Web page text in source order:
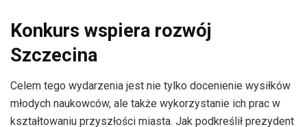
Konkurs wspiera rozwój
Szczecina
Celem tego wydarzenia jest nie tylko docenienie wysiłków
młodych naukowców, ale także wykorzystanie ich prac w
kształtowaniu przyszłości miasta. Jak podkreślił prezydent